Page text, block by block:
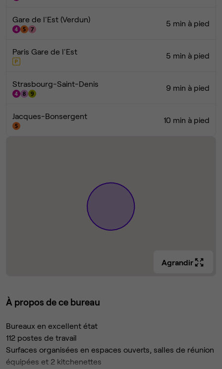
Gare de l'Est (Verdun) 5 min à pied
Paris Gare de l'Est 5 min à pied
Strasbourg-Saint-Denis 9 min à pied
Jacques-Bonsergent 10 min à pied
Agrandir
À propos de ce bureau
Bureaux en excellent état
112 postes de travail
Surfaces organisées en espaces ouverts, salles de réunion
équipées et 2 kitchenettes